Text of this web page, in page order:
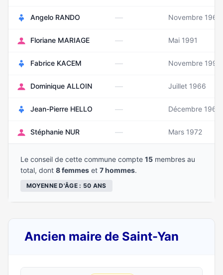
Angelo RANDO — Novembre 1963
Floriane MARIAGE — Mai 1991
Fabrice KACEM — Novembre 1992
Dominique ALLOIN — Juillet 1966
Jean-Pierre HELLO — Décembre 1962
Stéphanie NUR — Mars 1972
Le conseil de cette commune compte 15 membres au
total, dont 8 femmes et 7 hommes.
MOYENNE D'ÂGE : 50 ANS
Ancien maire de Saint-Yan